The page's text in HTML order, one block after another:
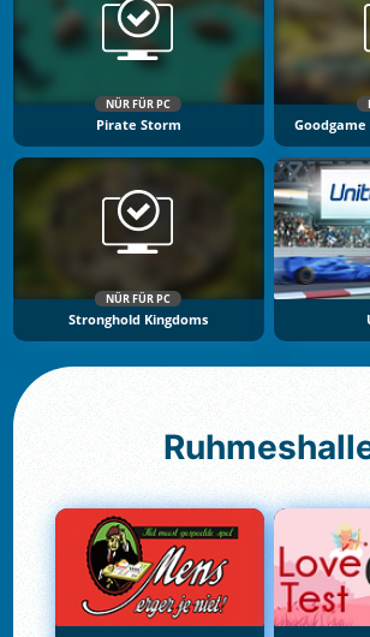
NÜR FÜR PC
Pirate Storm
NÜR FÜR PC
Stronghold Kingdoms